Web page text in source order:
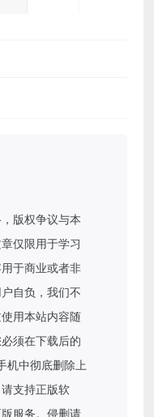
版权争议与本
仅限用于学习
于商业或者非
自负，我们不
用本站内容随
须在下载后的
机中彻底删除上
支持正版软
服务。侵删请